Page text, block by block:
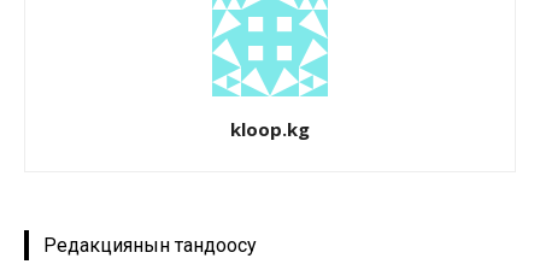
kloop.kg
Редакциянын тандоосу